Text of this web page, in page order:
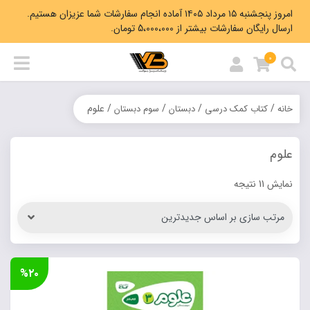
امروز پنجشنبه ۱۵ مرداد ۱۴۰۵ آماده انجام سفارشات شما عزیزان هستیم.
ارسال رایگان سفارشات بیشتر از 5،000،000 تومان.
0
خانه/کتاب کمک درسی /دبستان/ سوم دبستان/ علوم
علوم
نمایش 11 نتیجه
Sorted
latest
%۲۰